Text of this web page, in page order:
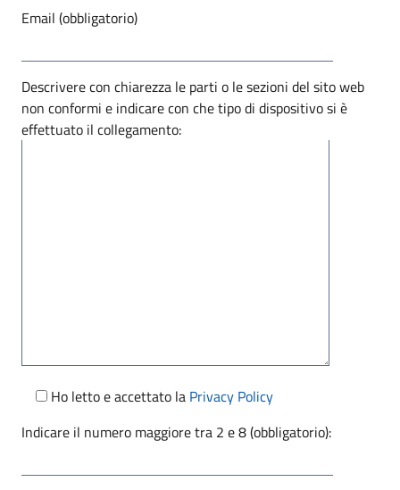
Email (obbligatorio)
Descrivere con chiarezza le parti o le sezioni del sito web
non conformi e indicare con che tipo di dispositivo si è
effettuato il collegamento:
Ho letto e accettato la Privacy Policy
Indicare il numero maggiore tra 2 e 8 (obbligatorio):